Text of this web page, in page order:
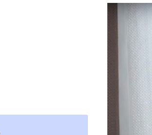
Она
когда
Израиль.